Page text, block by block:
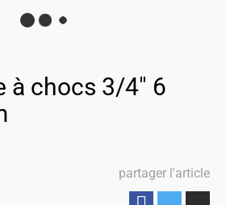
à chocs 3/4" 6
partager l'article